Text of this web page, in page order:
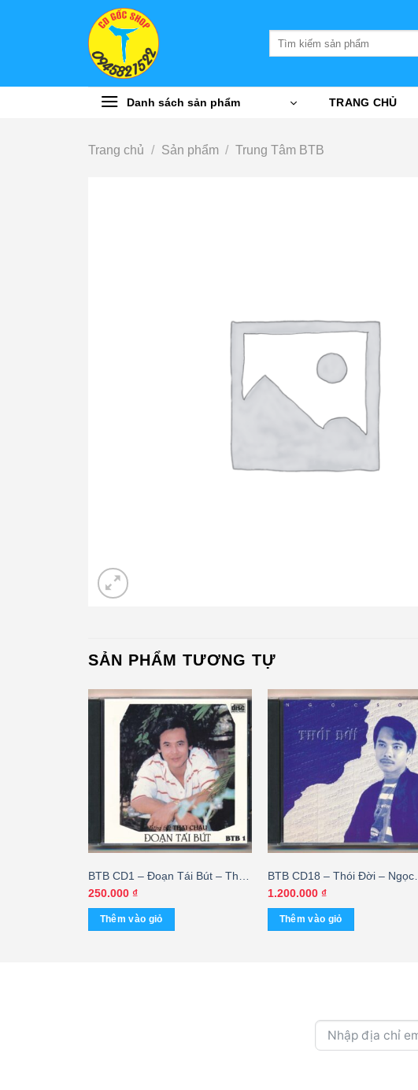
Danh sách sản phẩm TRANG CHỦ
Trang chủ / Sản phẩm / Trung Tâm BTB
SẢN PHẨM TƯƠNG TỰ
BTB CD1 – Đoạn Tái Bút – Thái
Châu (Phôi Số Lớn)
250.000 ₫
Thêm vào giỏ
BTB CD18 – Thói Đời – Ngọc
Sơn (3G) KGTUS
1.200.000 ₫
Thêm vào giỏ